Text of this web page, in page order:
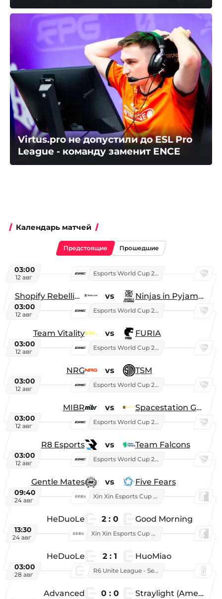
Virtus.pro не допустили до ESL Pro
League - команду заменит ENCE
Календарь матчей
Предстоящие Прошедшие
03:00
12 авг
Esports World Cup 2026
Shopify Rebellion vs Ninjas in Pyjamas
03:00
12 авг
Esports World Cup 2026
Team Vitality vs FURIA
03:00
12 авг
Esports World Cup 2026
NRG vs TSM
03:00
12 авг
Esports World Cup 2026
MIBR vs Spacestation Gaming
03:00
12 авг
Esports World Cup 2026
R8 Esports vs Team Falcons
03:00
12 авг
Esports World Cup 2026
Gentle Mates vs Five Fears
09:40
24 авг
Xin Xin Esports Cup 2025
HeDuoLe 2 : 0 Good Morning
13:30
24 авг
Xin Xin Esports Cup 2026
HeDuoLe 2 : 1 HuoMiao
03:00
28 авг
R6 Unite League - Season 1
Advanced 0 : 0 Straylight (American team)